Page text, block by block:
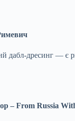
дабл-дресинг — є
– From Russia